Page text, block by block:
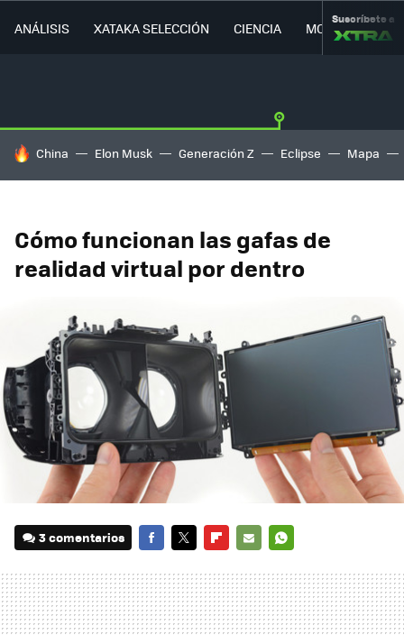
ANÁLISIS XATAKA SELECCIÓN CIENCIA MOVILIDAD
Suscríbete a
HOY SE HABLA DE
China Elon Musk Generación Z Eclipse Mapa
Cómo funcionan las gafas de
realidad virtual por dentro
3 comentarios
MAIL